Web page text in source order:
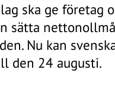
ska ge företag
sätta
Nu kan
den 24 augusti.